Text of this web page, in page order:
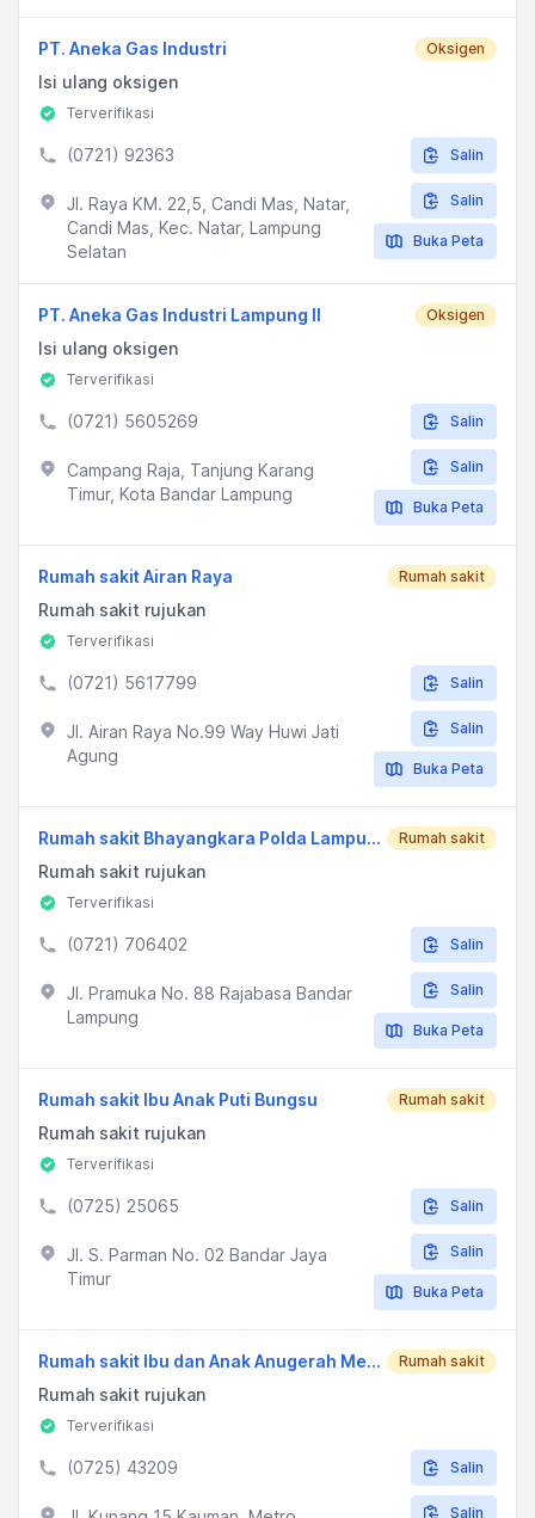
PT. Aneka Gas Industri Oksigen
Isi ulang oksigen
Terverifikasi
(0721) 92363 Salin
Jl. Raya KM. 22,5, Candi Mas, Natar,
Candi Mas, Kec. Natar, Lampung
Selatan
Salin
Buka Peta
PT. Aneka Gas Industri Lampung II Oksigen
Isi ulang oksigen
Terverifikasi
(0721) 5605269 Salin
Campang Raja, Tanjung Karang
Timur, Kota Bandar Lampung
Salin
Buka Peta
Rumah sakit Airan Raya Rumah sakit
Rumah sakit rujukan
Terverifikasi
(0721) 5617799 Salin
Jl. Airan Raya No.99 Way Huwi Jati
Agung
Salin
Buka Peta
Rumah sakit Bhayangkara Polda Lampung Rumah sakit
Rumah sakit rujukan
Terverifikasi
(0721) 706402 Salin
Jl. Pramuka No. 88 Rajabasa Bandar
Lampung
Salin
Buka Peta
Rumah sakit Ibu Anak Puti Bungsu Rumah sakit
Rumah sakit rujukan
Terverifikasi
(0725) 25065 Salin
Jl. S. Parman No. 02 Bandar Jaya
Timur
Salin
Buka Peta
Rumah sakit Ibu dan Anak Anugerah Medical Center Metro Rumah sakit
Rumah sakit rujukan
Terverifikasi
(0725) 43209 Salin
Salin